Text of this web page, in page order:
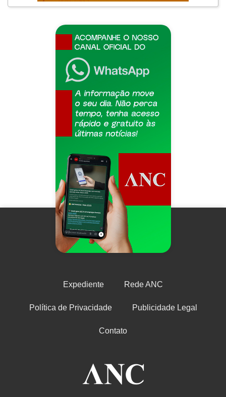
Expediente Rede ANC
Política de Privacidade Publicidade Legal
Contato